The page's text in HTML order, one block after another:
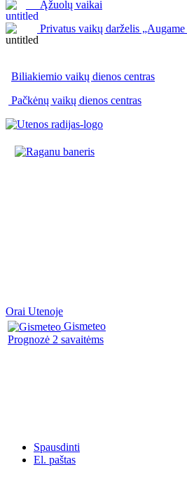
Ąžuolų vaikai
Privatus vaikų darželis „Augame
Biliakiemio vaikų dienos centras
Pačkėnų vaikų dienos centras
Orai Utenoje
Gismeteo
Prognozė 2 savaitėms
Spausdinti
El. paštas